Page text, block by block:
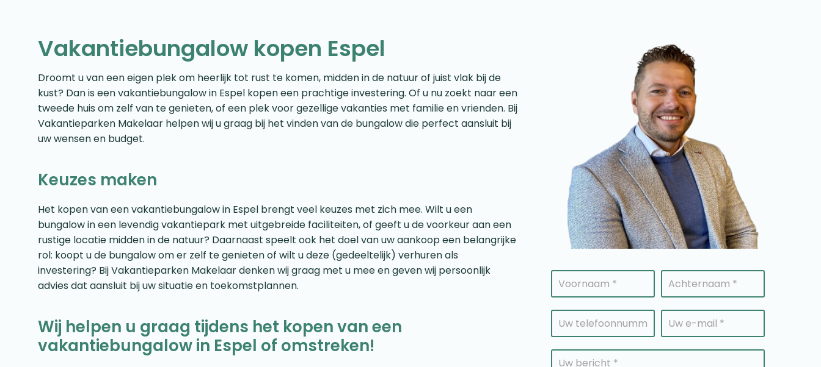
Vakantiebungalow kopen Espel
Droomt u van een eigen plek om heerlijk tot rust te komen, midden in de natuur of juist vlak bij de
kust? Dan is een vakantiebungalow in Espel kopen een prachtige investering. Of u nu zoekt naar een
tweede huis om zelf van te genieten, of een plek voor gezellige vakanties met familie en vrienden. Bij
Vakantieparken Makelaar helpen wij u graag bij het vinden van de bungalow die perfect aansluit bij
uw wensen en budget.
Keuzes maken
Het kopen van een vakantiebungalow in Espel brengt veel keuzes met zich mee. Wilt u een
bungalow in een levendig vakantiepark met uitgebreide faciliteiten, of geeft u de voorkeur aan een
rustige locatie midden in de natuur? Daarnaast speelt ook het doel van uw aankoop een belangrijke
rol: koopt u de bungalow om er zelf te genieten of wilt u deze (gedeeltelijk) verhuren als
investering? Bij Vakantieparken Makelaar denken wij graag met u mee en geven wij persoonlijk
advies dat aansluit bij uw situatie en toekomstplannen.
Wij helpen u graag tijdens het kopen van een
vakantiebungalow in Espel of omstreken!